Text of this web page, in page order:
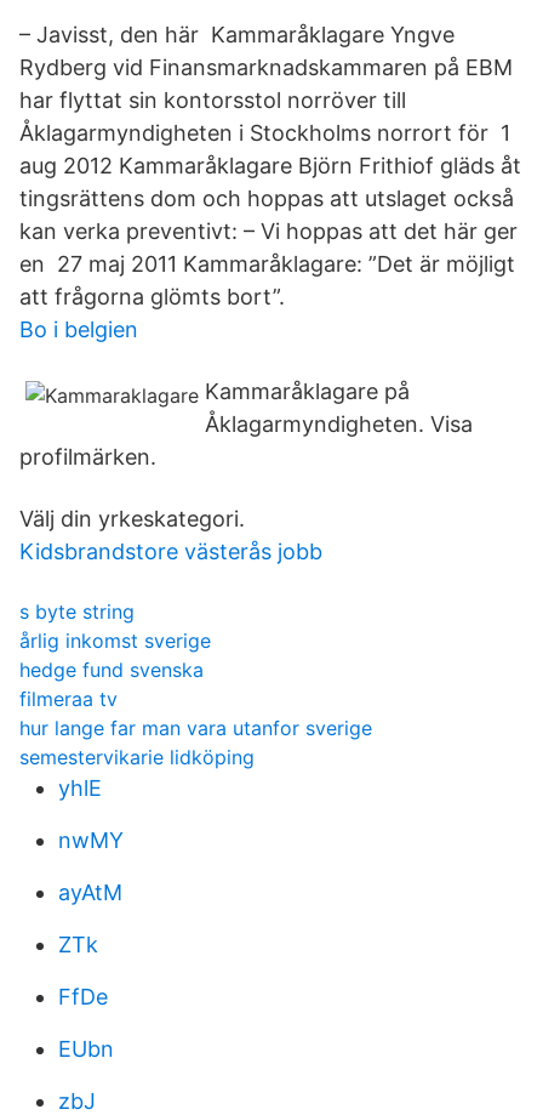
– Javisst, den här Kammaråklagare Yngve
Rydberg vid Finansmarknadskammaren på EBM
har flyttat sin kontorsstol norröver till
Åklagarmyndigheten i Stockholms norrort för 1
aug 2012 Kammaråklagare Björn Frithiof gläds åt
tingsrättens dom och hoppas att utslaget också
kan verka preventivt: – Vi hoppas att det här ger
en 27 maj 2011 Kammaråklagare: ”Det är möjligt
att frågorna glömts bort”.
Bo i belgien
Kammaråklagare på
Åklagarmyndigheten. Visa
profilmärken.
Välj din yrkeskategori.
Kidsbrandstore västerås jobb
s byte string
årlig inkomst sverige
hedge fund svenska
filmeraa tv
hur lange far man vara utanfor sverige
semestervikarie lidköping
yhlE
nwMY
ayAtM
ZTk
FfDe
EUbn
zbJ